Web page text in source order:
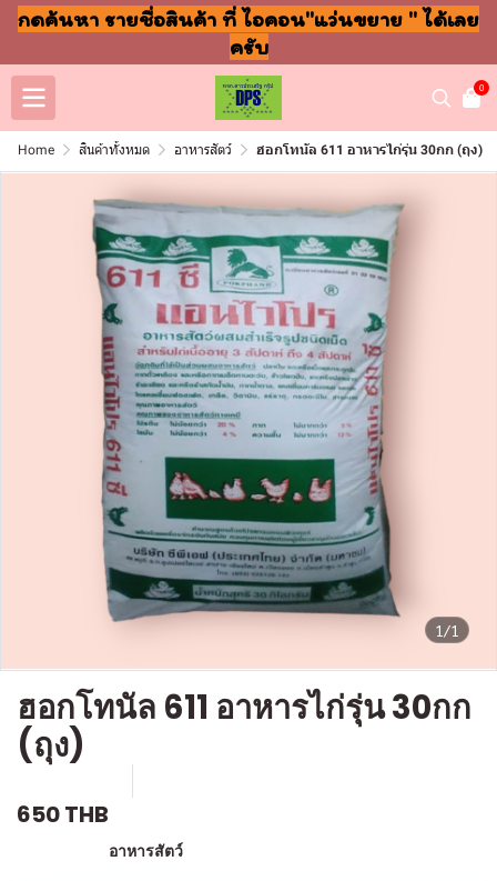
กดค้นหา รายชื่อสินค้า ที่ ไอคอน"แว่นขยาย " ได้เลย
ครับ
0
Home สินค้าทั้งหมด อาหารสัตว์ ฮอกโทนัล 611 อาหารไก่รุ่น 30กก (ถุง)
1/1
ฮอกโทนัล 611 อาหารไก่รุ่น 30กก
(ถุง)
650 THB
อาหารสัตว์